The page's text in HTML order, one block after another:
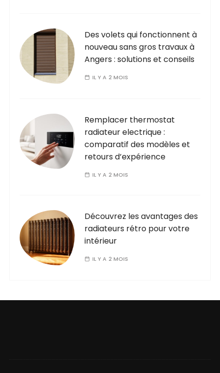
Des volets qui fonctionnent à
nouveau sans gros travaux à
Angers : solutions et conseils
IL Y A 2 MOIS
Remplacer thermostat
radiateur electrique :
comparatif des modèles et
retours d’expérience
IL Y A 2 MOIS
Découvrez les avantages des
radiateurs rétro pour votre
intérieur
IL Y A 2 MOIS